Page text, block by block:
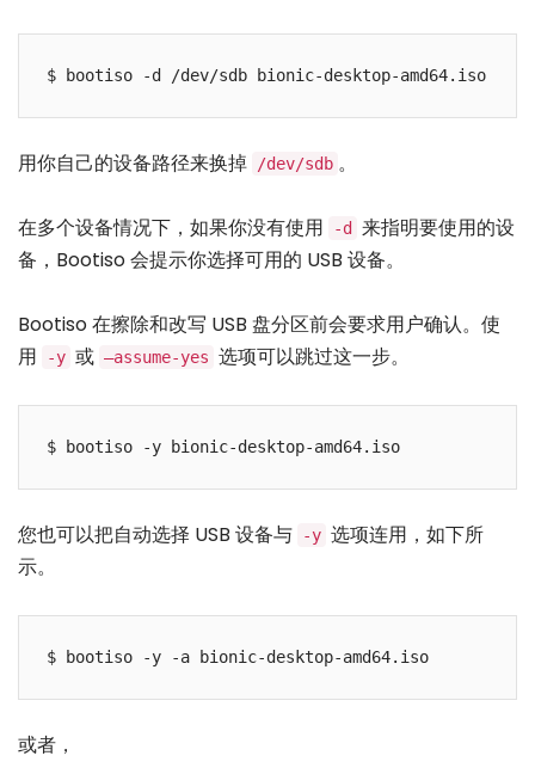
用你自己的设备路径来换掉 /dev/sdb 。
在多个设备情况下，如果你没有使用 -d
来指明要使用的设
备，Bootiso 会提示你选择可用的 USB 设备。
Bootiso 在擦除和改写 USB 盘分区前会要求用户确认。使
用
-y 或 –assume-yes 选项可以跳过这一步。
您也可以把自动选择 USB 设备与 -y 选项连用，如下所
示。
或者，